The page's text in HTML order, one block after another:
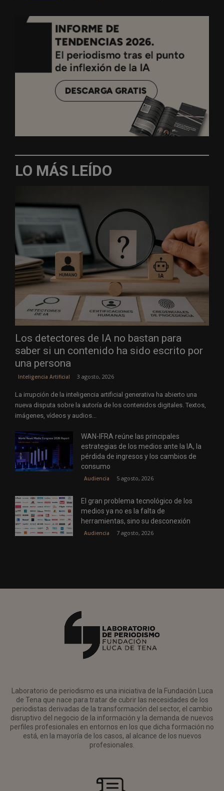
LO MÁS LEÍDO
Los detectores de IA no bastan para
saber si un contenido ha sido escrito por
una persona
Inteligencia Artificial 3 agosto, 2026
La irrupción de la inteligencia artificial generativa ha abierto una
nueva disputa sobre la autoría de los contenidos digitales. Textos,
imágenes, vídeos y audios...
WAN-IFRA reúne las principales
estrategias de los medios ante la IA, la
pérdida de ingresos y los cambios de
consumo
Audiencia 5 agosto, 2026
El gran problema tecnológico de los
medios ya no es la falta de
herramientas, sino su desconexión
Audiencia 7 agosto, 2026
Laboratorio de periodismo es una iniciativa de la Fundación Luca
de Tena que nace para tratar de cubrir las necesidades de los
periodistas derivadas de la transformación del sector, el cambio
disruptivo del negocio de la información y la demanda de nuevos
perfiles profesionales en entornos en los que dicha formación no
está, en la mayoría de los casos, al alcance de los nuevos
profesionales.